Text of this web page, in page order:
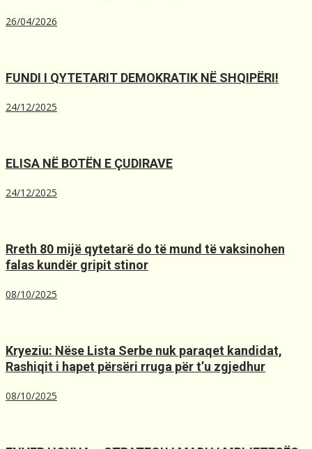
26/04/2026
FUNDI I QYTETARIT DEMOKRATIK NË SHQIPËRI!
24/12/2025
ELISA NË BOTËN E ÇUDIRAVE
24/12/2025
Rreth 80 mijë qytetarë do të mund të vaksinohen
falas kundër gripit stinor
08/10/2025
Kryeziu: Nëse Lista Serbe nuk paraqet kandidat,
Rashiqit i hapet përsëri rruga për t’u zgjedhur
08/10/2025